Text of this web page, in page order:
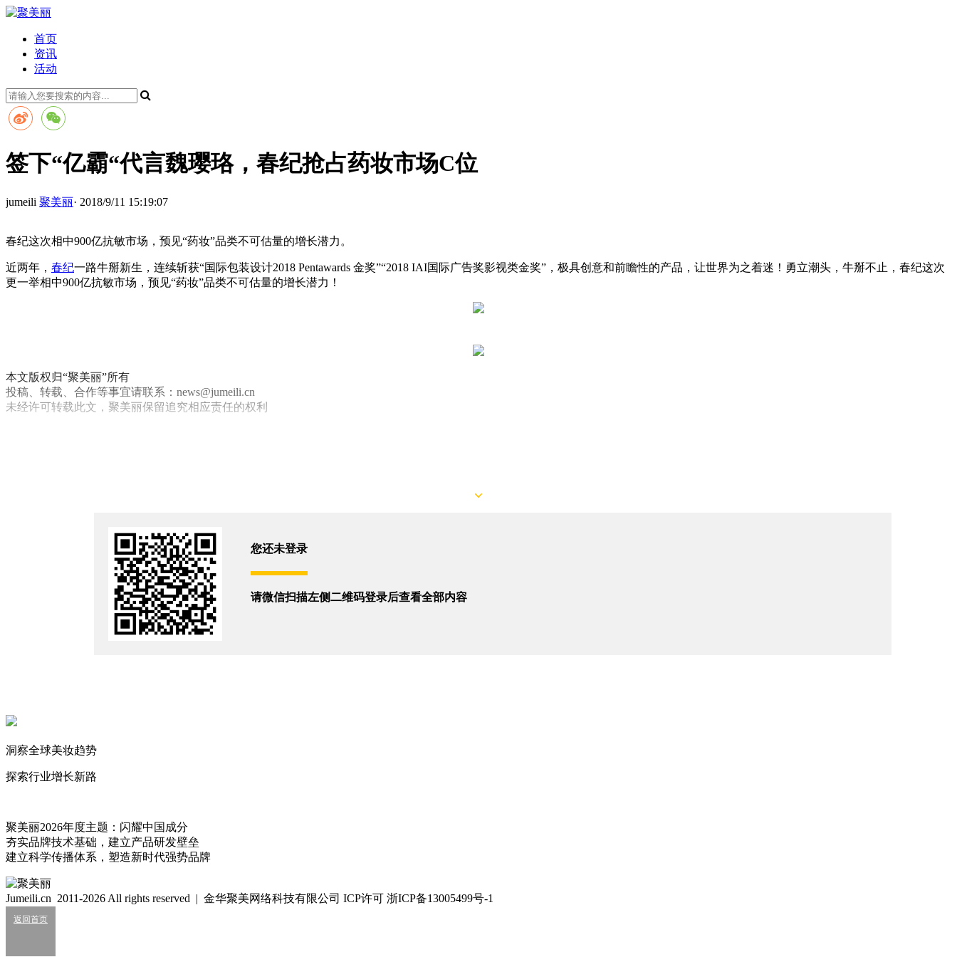
首页
资讯
活动
签下“亿霸“代言魏璎珞，春纪抢占药妆市场C位
jumeili 聚美丽· 2018/9/11 15:19:07
春纪这次相中900亿抗敏市场，预见“药妆”品类不可估量的增长潜力。
近两年， 春纪一路牛掰新生，连续斩获“国际包装设计2018 Pentawards 金奖”“2018 IAI国际广告奖影视类金奖”，极具创意和前瞻性的产品，让世界为之着迷！勇立潮头，牛掰不止，春纪这次
更一举相中900亿抗敏市场，预见“药妆”品类不可估量的增长潜力！
本文版权归“聚美丽”所有
投稿、转载、合作等事宜请联系：news@jumeili.cn
未经许可转载此文，聚美丽保留追究相应责任的权利
打开微信扫码登录
神仙水唱情歌？SK-II携手王心凌520奏响浪漫BGM
2026/4/1
瑷尔博士：以“专注”共鸣“专研”，共启微生态科学护肤新篇章
3199
春纪_HARUKI
5
春纪，养你肌肤一辈子！
品牌简介
您还未登录
请微信扫描左侧二维码登录后查看全部内容
洞察全球美妆趋势
探索行业增长新路
聚美丽2026年度主题：闪耀中国成分
夯实品牌技术基础，建立产品研发壁垒
建立科学传播体系，塑造新时代强势品牌
Jumeili.cn 2011-2026 All rights reserved | 金华聚美网络科技有限公司 ICP许可 浙ICP备13005499号-1
返回首页